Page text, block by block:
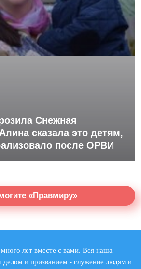
Снежная
сказала это детям,
после ОРВИ
«Правмиру»
лет вместе с вами. Вся наша
и призванием - служение людям и